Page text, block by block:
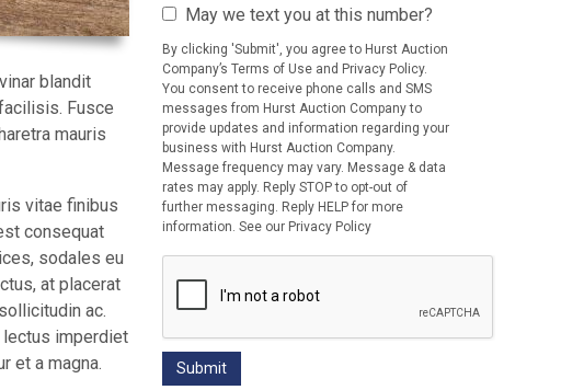
blandit
Fusce
mauris
vitae finibus
consequat
sodales eu
at placerat
ac.
lectus imperdiet
et a magna.
May we text you at this number?
By clicking 'Submit', you agree to Hurst Auction
Company’s Terms of Use and Privacy Policy.
You consent to receive phone calls and SMS
messages from Hurst Auction Company to
provide updates and information regarding your
business with Hurst Auction Company.
Message frequency may vary. Message & data
rates may apply. Reply STOP to opt-out of
further messaging. Reply HELP for more
information. See our Privacy Policy